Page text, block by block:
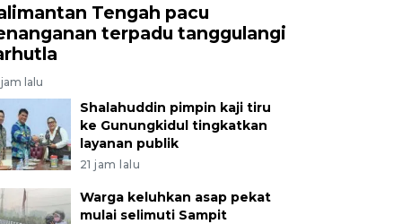
Tengah pacu
terpadu tanggulangi
lalu
Shalahuddin pimpin kaji tiru
ke Gunungkidul tingkatkan
layanan publik
21 jam lalu
Warga keluhkan asap pekat
mulai selimuti Sampit